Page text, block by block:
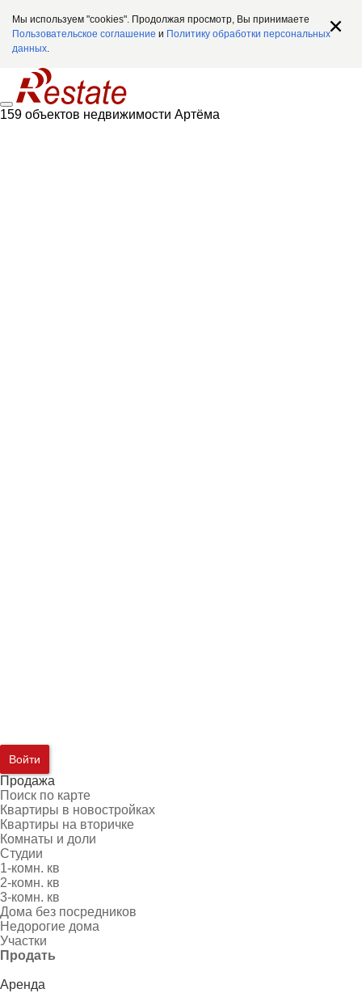
Мы используем "cookies". Продолжая просмотр, Вы принимаете
Пользовательское соглашение и Политику обработки персональных
данных.
159 объектов недвижимости Артёма
Войти
Продажа
Поиск по карте
Квартиры в новостройках
Квартиры на вторичке
Комнаты и доли
Студии
1-комн. кв
2-комн. кв
3-комн. кв
Дома без посредников
Недорогие дома
Участки
Продать
Аренда